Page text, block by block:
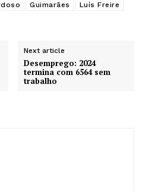
Guimarães
Luís Freire
Next article
Desemprego: 2024
termina com 6564 sem
trabalho